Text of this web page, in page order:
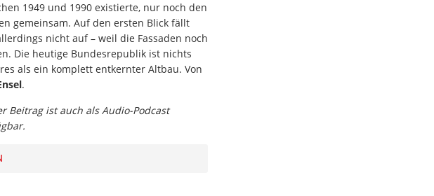
1949 und 1990 existierte, nur noch den
gemeinsam. Auf den ersten Blick fällt
nicht auf – weil die Fassaden noch
Die heutige Bundesrepublik ist nichts
als ein komplett entkernter Altbau. Von
.
Beitrag ist auch als Audio-Podcast